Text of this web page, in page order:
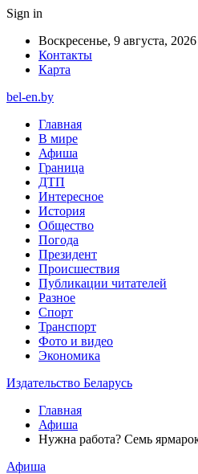
Sign in
Воскресенье, 9 августа, 2026
Контакты
Карта
bel-en.by
Главная
В мире
Афиша
Граница
ДТП
Интересное
История
Общество
Погода
Президент
Происшествия
Публикации читателей
Разное
Спорт
Транспорт
Фото и видео
Экономика
Издательство Беларусь
Главная
Афиша
Нужна работа? Семь
Афиша